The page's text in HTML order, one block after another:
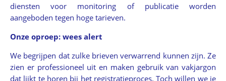
diensten voor monitoring of publicatie worden
aangeboden tegen hoge tarieven.
Onze oproep: wees alert
We begrijpen dat zulke brieven verwarrend kunnen zijn. Ze
zien er professioneel uit en maken gebruik van vakjargon
dat lijkt te horen bij het registratieproces. Toch willen we je